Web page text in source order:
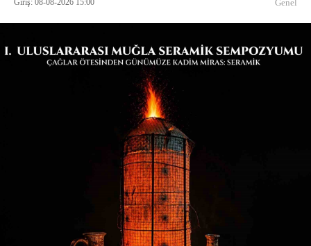
Giriş: 08-08-2026 15:00 Genel